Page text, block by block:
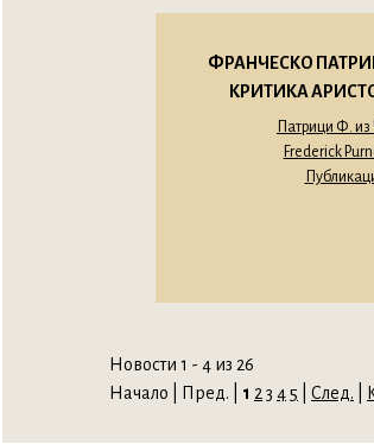
ФРАНЧЕСКО
КРИТИКА
Патрици Ф.
Frederick
Новости 1 - 4 из 26
Начало | Пред. | 1 2 3 45 След.